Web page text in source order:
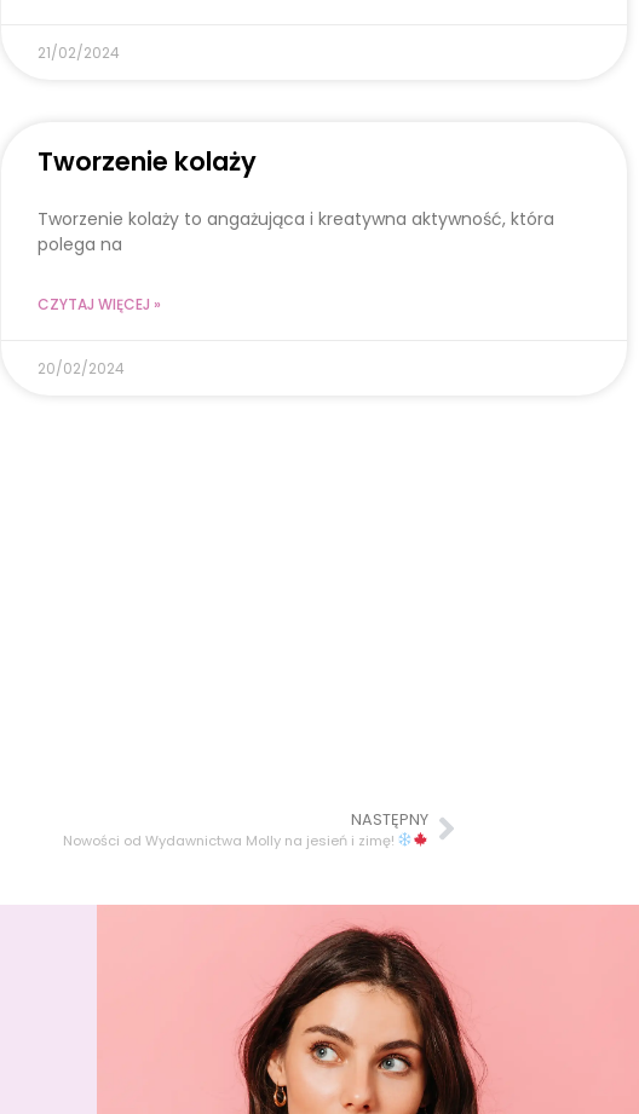
21/02/2024
Tworzenie kolaży
Tworzenie kolaży to angażująca i kreatywna aktywność, która
polega na
CZYTAJ WIĘCEJ »
20/02/2024
NASTĘPNY
Nowości od Wydawnictwa Molly na jesień i zimę!